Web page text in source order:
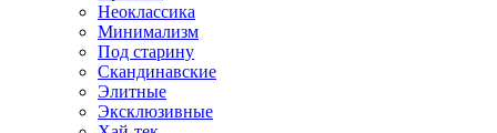
Неоклассика
Минимализм
Под старину
Скандинавские
Элитные
Эксклюзивные